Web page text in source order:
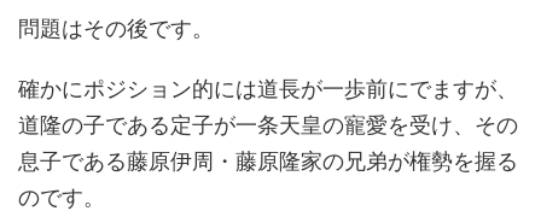
問題はその後です。
確かにポジション的には道長が一歩前にでますが、
道隆の子である定子が一条天皇の寵愛を受け、その
息子である藤原伊周・藤原隆家の兄弟が権勢を握る
のです。